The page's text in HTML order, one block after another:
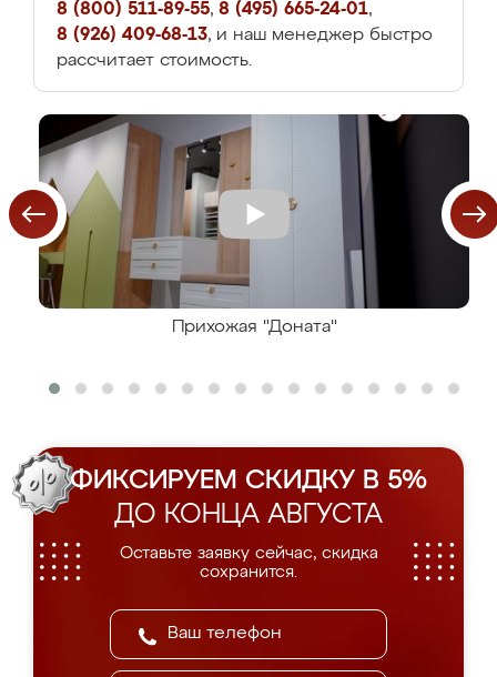
8 (800) 511-89-55, 8 (495) 665-24-01,
8 (926) 409-68-13, и наш менеджер быстро
рассчитает стоимость.
Прихожая "Доната"
ФИКСИРУЕМ СКИДКУ В 5%
ДО КОНЦА АВГУСТА
Оставьте заявку сейчас, скидка
сохранится.